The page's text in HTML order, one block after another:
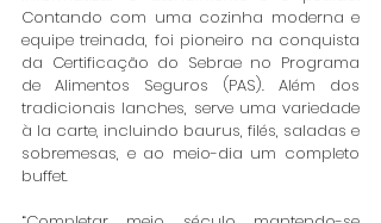
Contando com uma cozinha moderna e
equipe treinada, foi pioneiro na conquista
da Certificação do Sebrae no Programa
de Alimentos Seguros (PAS). Além dos
tradicionais lanches, serve uma variedade
à la carte, incluindo baurus, filés, saladas e
sobremesas, e ao meio-dia um completo
buffet.